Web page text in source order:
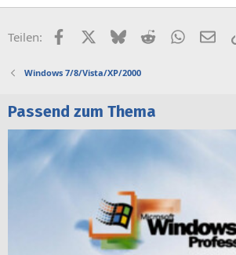
Teilen: FacebookX (Twitter)
BlueskyReddit E-
Windows 7/8/Vista/XP/2000
Passend zum Thema